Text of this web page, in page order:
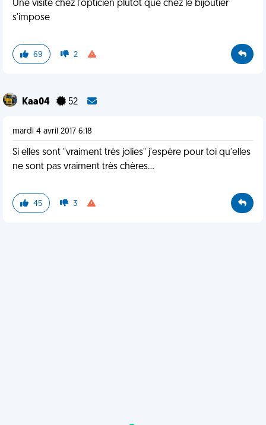
Une visite chez l'opticien plutôt que chez le bijoutier
s'impose
69 2
Kaa04 52
mardi 4 avril 2017 6:18
Si elles sont "vraiment très jolies" j'espère pour toi qu'elles
ne sont pas vraiment très chères...
45 3